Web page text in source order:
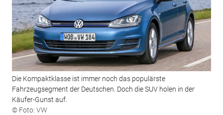
Die Kompaktklasse ist immer noch das populärste
Fahrzeugsegment der Deutschen. Doch die SUV holen in der
Käufer-Gunst auf.
© Foto: VW